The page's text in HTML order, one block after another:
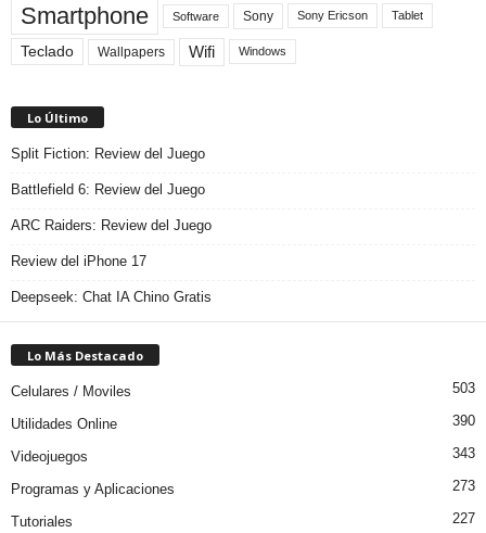
Smartphone Software Sony Sony Ericson Tablet
Teclado Wallpapers Wifi Windows
Lo Último
Split Fiction: Review del Juego
Battlefield 6: Review del Juego
ARC Raiders: Review del Juego
Review del iPhone 17
Deepseek: Chat IA Chino Gratis
Lo Más Destacado
Celulares / Moviles 503
Utilidades Online 390
Videojuegos 343
Programas y Aplicaciones 273
Tutoriales 227